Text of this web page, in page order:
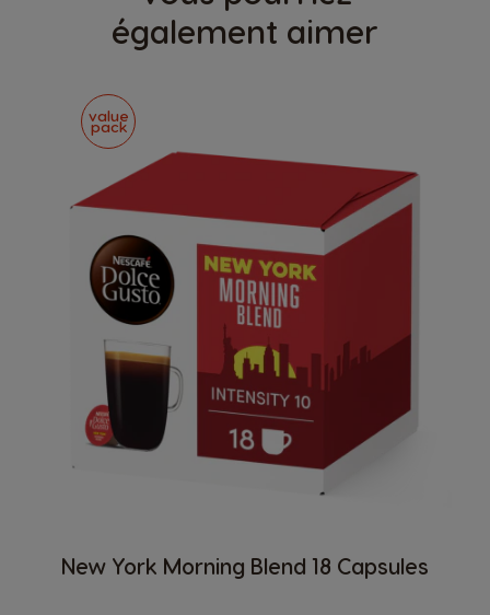
également aimer
value
pack
New York Morning Blend 18 Capsules